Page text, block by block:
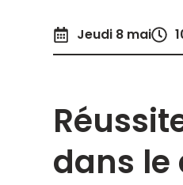
Jeudi 8 mai
dans le